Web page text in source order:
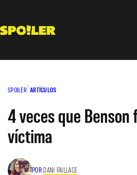
contenido
SPOILER ARTÍCULOS
4 veces que Benson
víctima
POR DANI FAILLACE